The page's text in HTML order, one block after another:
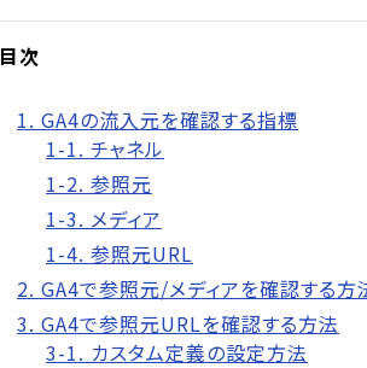
目次
1. GA4の流入元を確認する指標
1-1. チャネル
1-2. 参照元
1-3. メディア
1-4. 参照元URL
2. GA4で参照元/メディアを確認する方
3. GA4で参照元URLを確認する方法
3-1. カスタム定義の設定方法